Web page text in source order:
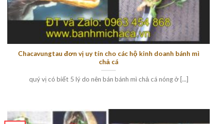
Chacavungtau đơn vị uy tín cho các hộ kinh doanh bánh mì
chả cá
quý vị có biết 5 lý do nên bán bánh mì chả cá nóng ở [...]